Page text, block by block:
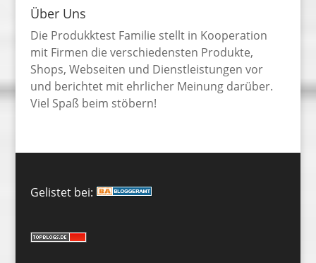
Über Uns
Die Produkktest Familie stellt in Kooperation
mit Firmen die verschiedensten Produkte,
Shops, Webseiten und Dienstleistungen vor
und berichtet mit ehrlicher Meinung darüber.
Viel Spaß beim stöbern!
Gelistet bei: